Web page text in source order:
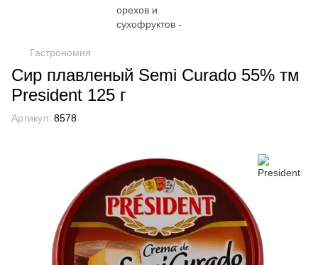
Гастрономия
Сир плавленый Semi Curado 55% тм
President 125 г
Артикул: 8578